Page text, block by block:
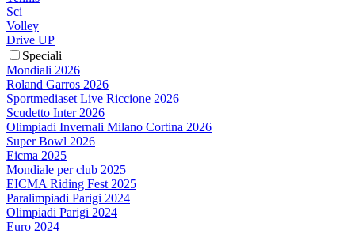
Sci
Volley
Drive UP
Speciali
Mondiali 2026
Roland Garros 2026
Sportmediaset Live Riccione 2026
Scudetto Inter 2026
Olimpiadi Invernali Milano Cortina 2026
Super Bowl 2026
Eicma 2025
Mondiale per club 2025
EICMA Riding Fest 2025
Paralimpiadi Parigi 2024
Olimpiadi Parigi 2024
Euro 2024